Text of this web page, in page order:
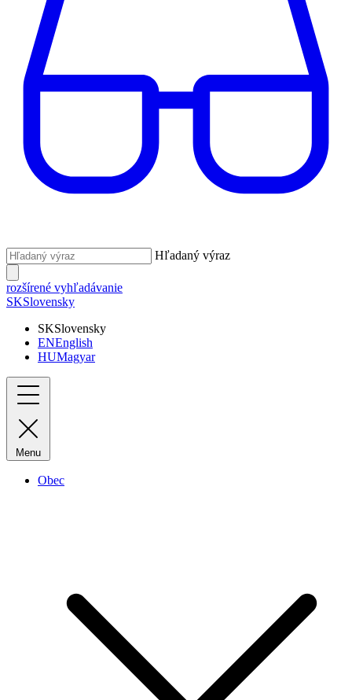
Hľadaný výraz
rozšírené vyhľadávanie
SKSlovensky
SKSlovensky
ENEnglish
HUMagyar
Menu
Obec